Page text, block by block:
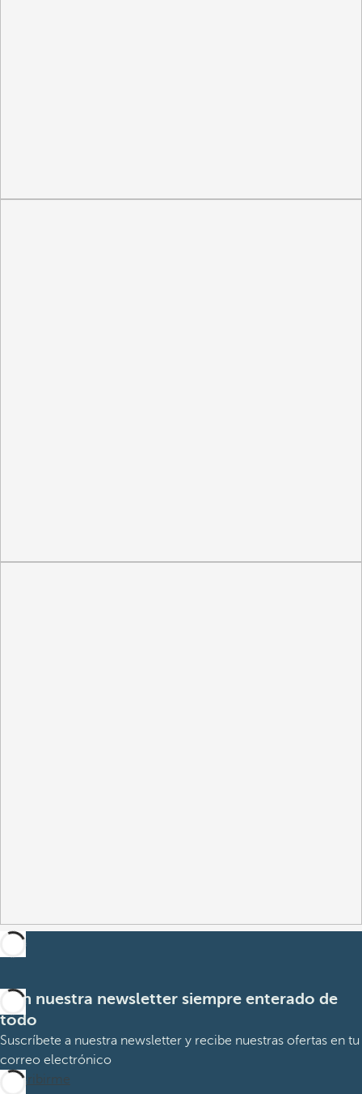
Con nuestra newsletter siempre enterado de
todo
Suscríbete a nuestra newsletter y recibe nuestras ofertas en tu
correo electrónico
Suscribirme